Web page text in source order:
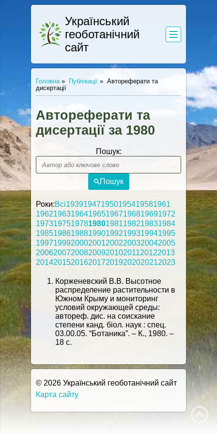
Український
геоботанічний
сайт
Головна » Публікації » Автореферати та
дисертації
Автореферати та
дисертації за 1980
Пошук:
Пошук
Роки:Всі193919471950195419581961
19621963196419651967196819691972
19731975197819801981198219831984
19851986198819901992199319941995
19971999200020012002200320042005
20062007200820092010201120122013
20142015201620172019202020212023
Корженевский В.В. Высотное
распределение растительности в
Южном Крыму и мониторинг
условий окружающей среды:
автореф. дис. на соискание
степени канд. біол. наук : спец.
03.00.05. “Ботаника”. – К., 1980. –
18 с.
© 2026 Український геоботанічний сайт
Карта сайту